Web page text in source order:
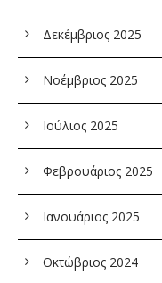
Δεκέμβριος 2025
Νοέμβριος 2025
Ιούλιος 2025
Φεβρουάριος 2025
Ιανουάριος 2025
Οκτώβριος 2024